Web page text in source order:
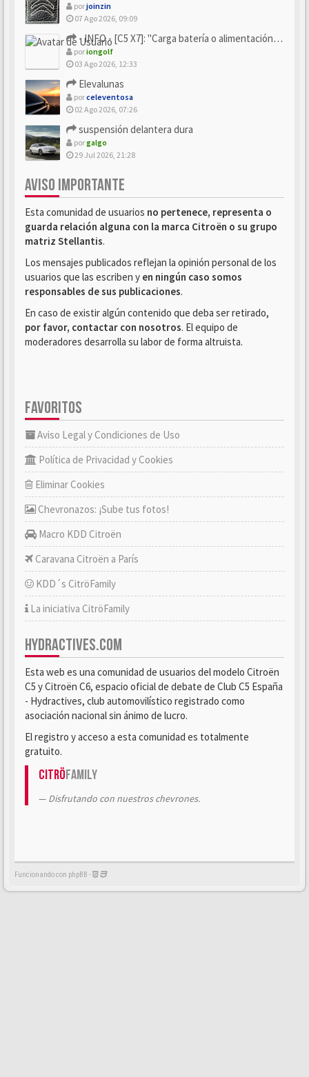
porjoinzin
07 Ago 2026, 09:09
- INFO - [C5 X7]: "Carga batería o alimentación eléctri...
poriongolf
03 Ago 2026, 12:33
Elevalunas
porceleventosa
02 Ago 2026, 07:26
suspensión delantera dura
porgalgo
29 Jul 2026, 21:28
AVISO IMPORTANTE
Esta comunidad de usuarios no pertenece, representa o
guarda relación alguna con la marca Citroën o su grupo
matriz Stellantis.
Los mensajes publicados reflejan la opinión personal de los
usuarios que las escriben y en ningún caso somos
responsables de sus publicaciones.
En caso de existir algún contenido que deba ser retirado,
por favor, contactar con nosotros. El equipo de
moderadores desarrolla su labor de forma altruista.
FAVORITOS
Aviso Legal y Condiciones de Uso
Política de Privacidad y Cookies
Eliminar Cookies
Chevronazos: ¡Sube tus fotos!
Macro KDD Citroën
Caravana Citroën a París
KDD´s CitröFamily
La iniciativa CitröFamily
HYDRACTIVES.COM
Esta web es una comunidad de usuarios del modelo Citroën
C5 y Citroën C6, espacio oficial de debate de Club C5 España
- Hydractives, club automovilístico registrado como
asociación nacional sin ánimo de lucro.
El registro y acceso a esta comunidad es totalmente
gratuito.
CitröFamily
Disfrutando con nuestros chevrones.
Funcionando con phpBB -